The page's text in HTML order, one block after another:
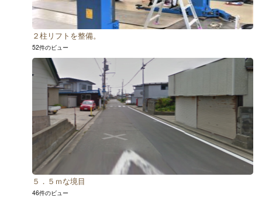
２柱リフトを整備。
52件のビュー
５．５ｍな境目
46件のビュー